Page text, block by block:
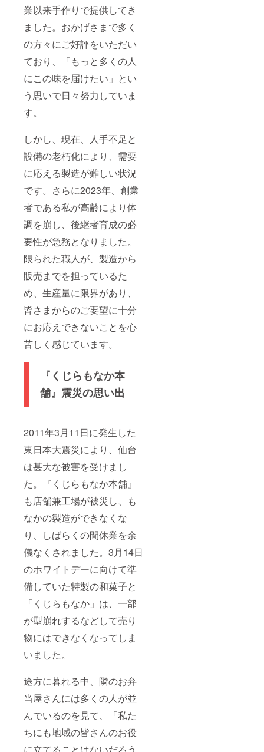
業以来手作りで提供してき
ました。おかげさまで多く
の方々にご好評をいただい
ており、「もっと多くの人
にこの味を届けたい」とい
う思いで日々努力していま
す。
しかし、現在、人手不足と
設備の老朽化により、需要
に応える製造が難しい状況
です。さらに2023年、創業
者である私が高齢により体
調を崩し、後継者育成の必
要性が急務となりました。
限られた職人が、製造から
販売までを担っているた
め、生産量に限界があり、
皆さまからのご要望に十分
にお応えできないことを心
苦しく感じています。
『くじらもなか本
舗』震災の思い出
2011年3月11日に発生した
東日本大震災により、仙台
は甚大な被害を受けまし
た。『くじらもなか本舗』
も店舗兼工場が被災し、も
なかの製造ができなくな
り、しばらくの間休業を余
儀なくされました。3月14日
のホワイトデーに向けて準
備していた特製の和菓子と
「くじらもなか」は、一部
が型崩れするなどして売り
物にはできなくなってしま
いました。
途方に暮れる中、隣のお弁
当屋さんには多くの人が並
んでいるのを見て、「私た
ちにも地域の皆さんのお役
に立てることはないだろう